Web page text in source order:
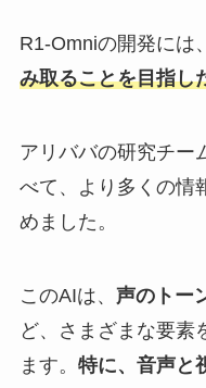
R1-Omniの開発には、
み取ることを目指し
アリババの研究チー
べて、より多くの情
めました。
このAIは、 声のトー
ど、さまざまな要素
ます。 特に、音声と